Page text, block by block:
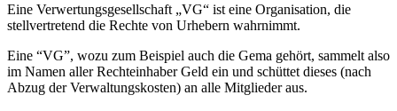
Eine Verwertungsgesellschaft „VG“ ist eine Organisation, die
stellvertretend die Rechte von Urhebern wahrnimmt.
Eine “VG”, wozu zum Beispiel auch die Gema gehört, sammelt also
im Namen aller Rechteinhaber Geld ein und schüttet dieses (nach
Abzug der Verwaltungskosten) an alle Mitglieder aus.